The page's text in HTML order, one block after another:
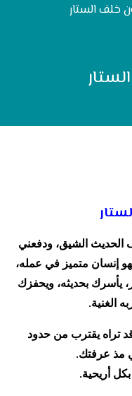
خلف الستار
الحديث الشيق، ودفعني
إنسان متميز في عمله،
يأسرك بحديثه، ويحفزك
الغنية.
تراه يقترب من حدود
مذ عرفتك.
أريحية.